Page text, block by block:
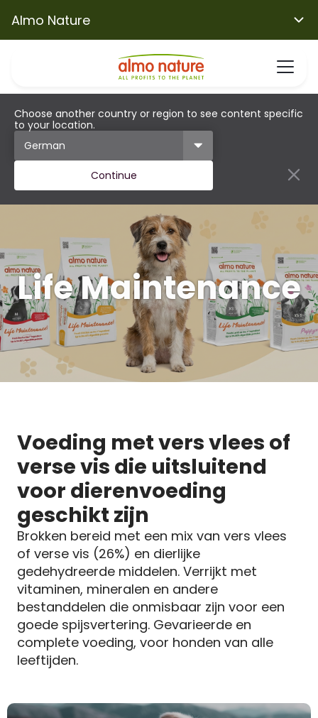
Almo Nature
Choose another country or region to see content specific
to your location.
Continue
Life
Voeding met vers vlees of
verse vis die uitsluitend
voor dierenvoeding
geschikt zijn
Brokken bereid met een mix van vers vlees
of verse vis (26%) en dierlijke
gedehydreerde middelen. Verrijkt met
vitaminen, mineralen en andere
bestanddelen die onmisbaar zijn voor een
goede spijsvertering. Gevarieerde en
complete voeding, voor honden van alle
leeftijden.